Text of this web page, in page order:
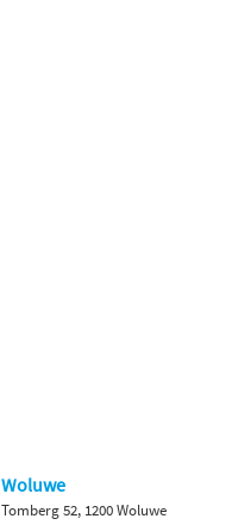
Woluwe
Tomberg 52, 1200 Woluwe